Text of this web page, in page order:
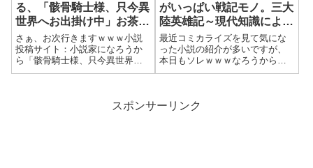
る、「骸骨騎士様、只今異
世界へお出掛け中」お茶目
なスケルトン？ダークエル
フ？
さぁ、お次行きますｗｗｗ小説
投稿サイト：小説家になろうか
ら「骸骨騎士様、只今異世界へ
お出掛け中」を紹介したい。オ
移といったよくあるパターンで
がいっぱい戦記モノ。三大
陸英雄記～現代知識による
帝国再建記～ 内政・宗教
絡みも良く考えてる。
最近コミカライズを見て気にな
った小説の紹介が多いですが、
本日もソレｗｗｗなろうから内
政（税制改革や軍制改革）・宗
～」。とくに、宗教絡みでいろ
スポンサーリンク